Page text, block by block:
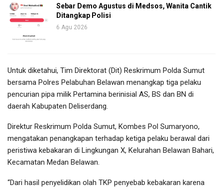
Sebar Demo Agustus di Medsos, Wanita Cantik
Ditangkap Polisi
6 Agu 2026
Untuk diketahui, Tim Direktorat (Dit) Reskrimum Polda Sumut
bersama Polres Pelabuhan Belawan menangkap tiga pelaku
pencurian pipa milik Pertamina berinisial AS, BS dan BN di
daerah Kabupaten Deliserdang.
Direktur Reskrimum Polda Sumut, Kombes Pol Sumaryono,
mengatakan penangkapan terhadap ketiga pelaku berawal dari
peristiwa kebakaran di Lingkungan X, Kelurahan Belawan Bahari,
Kecamatan Medan Belawan.
“Dari hasil penyelidikan olah TKP penyebab kebakaran karena